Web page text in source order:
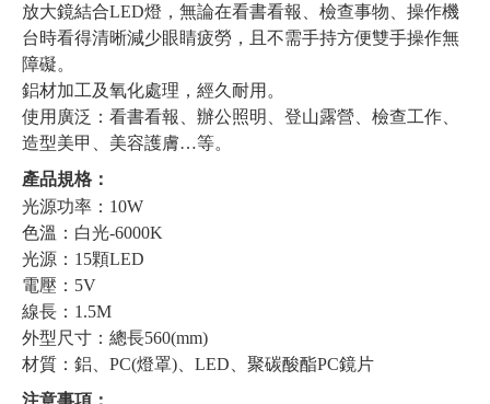
放大鏡結合LED燈，無論在看書看報、檢查事物、操作機
台時看得清晰減少眼睛疲勞，且不需手持方便雙手操作無
障礙。
鋁材加工及氧化處理，經久耐用。
使用廣泛：看書看報、辦公照明、登山露營、檢查工作、
造型美甲、美容護膚…等。
產品規格：
光源功率：10W
色溫：白光-6000K
光源：15顆LED
電壓：5V
線長：1.5M
外型尺寸：總長560(mm)
材質：鋁、PC(燈罩)、LED、聚碳酸酯PC鏡片
注意事項：